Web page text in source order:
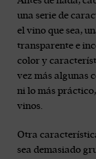
una serie de
el vino que sea,
transparente e
color y
vez más algunas
ni lo más
vinos.
Otra
sea demasiado